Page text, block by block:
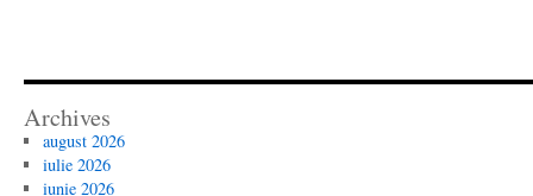
Archives
august 2026
iulie 2026
iunie 2026